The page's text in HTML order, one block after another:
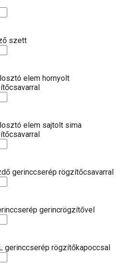
szett
elem hornyolt
elem sajtolt sima
gerinccserép rögzítőcsavarral
gerincrögzítővel
gerinccserép rögzítőkapoccsal